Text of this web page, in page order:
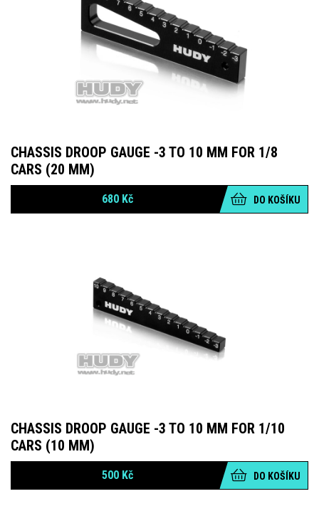
CHASSIS DROOP GAUGE -3 TO 10 MM FOR 1/8
CARS (20 MM)
680 Kč DO KOŠÍKU
CHASSIS DROOP GAUGE -3 TO 10 MM FOR 1/10
CARS (10 MM)
500 Kč DO KOŠÍKU